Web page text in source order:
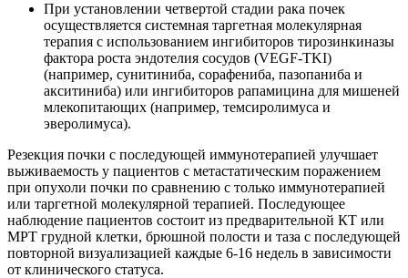
При установлении четвертой стадии рака почек
осуществляется системная таргетная молекулярная
терапия с использованием ингибиторов тирозинкиназы
фактора роста эндотелия сосудов (VEGF-TKI)
(например, сунитиниба, сорафениба, пазопаниба и
акситиниба) или ингибиторов рапамицина для мишеней
млекопитающих (например, темсиролимуса и
эверолимуса).
Резекция почки с последующей иммунотерапией улучшает
выживаемость у пациентов с метастатическим поражением
при опухоли почки по сравнению с только иммунотерапией
или таргетной молекулярной терапией. Последующее
наблюдение пациентов состоит из предварительной КТ или
МРТ грудной клетки, брюшной полости и таза с последующей
повторной визуализацией каждые 6-16 недель в зависимости
от клинического статуса.